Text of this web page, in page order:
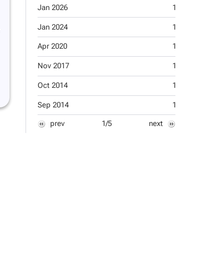
1
Jan 2026
1
Jan 2024
1
Apr 2020
1
Nov 2017
1
Oct 2014
1
Sep 2014
prev next
1/5